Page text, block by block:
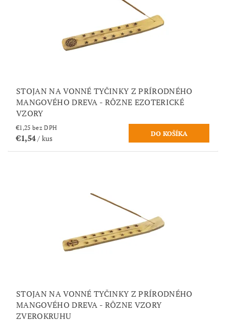
STOJAN NA VONNÉ TYČINKY Z PRÍRODNÉHO
MANGOVÉHO DREVA - RÔZNE EZOTERICKÉ
VZORY
€1,25 bez DPH
€1,54/ kus
STOJAN NA VONNÉ TYČINKY Z PRÍRODNÉHO
MANGOVÉHO DREVA - RÔZNE VZORY
ZVEROKRUHU